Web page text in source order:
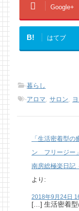
Google+
B! はてブ
-暮らし
-アロマ ,サロン
「生活密着型
ン フリージー
南房総極楽日記
より:
2018年9月24日
[…] 生活密着型